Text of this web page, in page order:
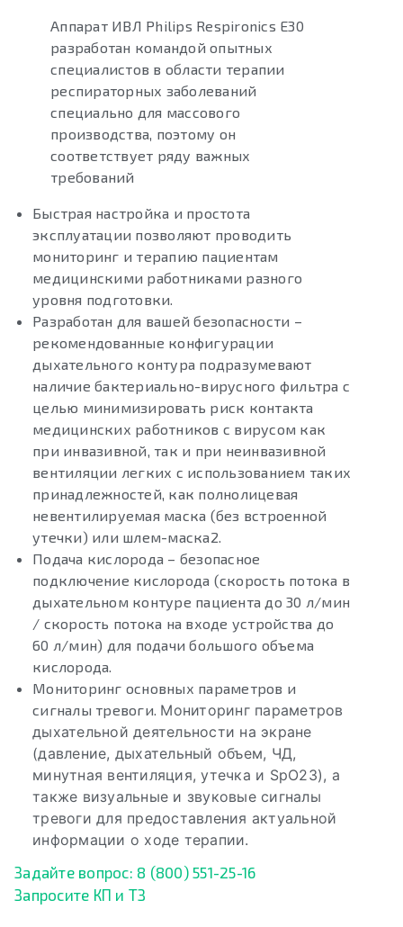
Аппарат ИВЛ Philips Respironics E30
разработан командой опытных
специалистов в области терапии
респираторных заболеваний
специально для массового
производства, поэтому он
соответствует ряду важных
требований
Быстрая настройка и простота
эксплуатации позволяют проводить
мониторинг и терапию пациентам
медицинскими работниками разного
уровня подготовки.
Разработан для вашей безопасности –
рекомендованные конфигурации
дыхательного контура подразумевают
наличие бактериально-вирусного фильтра с
целью минимизировать риск контакта
медицинских работников с вирусом как
при инвазивной, так и при неинвазивной
вентиляции легких с использованием таких
принадлежностей, как полнолицевая
невентилируемая маска (без встроенной
утечки) или шлем-маска2.
Подача кислорода – безопасное
подключение кислорода (скорость потока в
дыхательном контуре пациента до 30 л/мин
/ скорость потока на входе устройства до
60 л/мин) для подачи большого объема
кислорода.
Мониторинг основных параметров и
сигналы тревоги. Мониторинг параметров
дыхательной деятельности на экране
(давление, дыхательный объем, ЧД,
минутная вентиляция, утечка и SpO23), а
также визуальные и звуковые сигналы
тревоги для предоставления актуальной
информации о ходе терапии.
Задайте вопрос: 8 (800) 551-25-16
Запросите КП и ТЗ